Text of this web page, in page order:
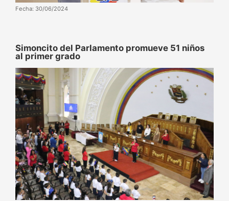
Fecha: 30/06/2024
Simoncito del Parlamento promueve 51 niños
al primer grado